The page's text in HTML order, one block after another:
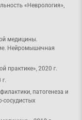
«Неврология»,
медицины.
Нейромышечная
практике», 2020 г.
патогенеза и
сосудистых